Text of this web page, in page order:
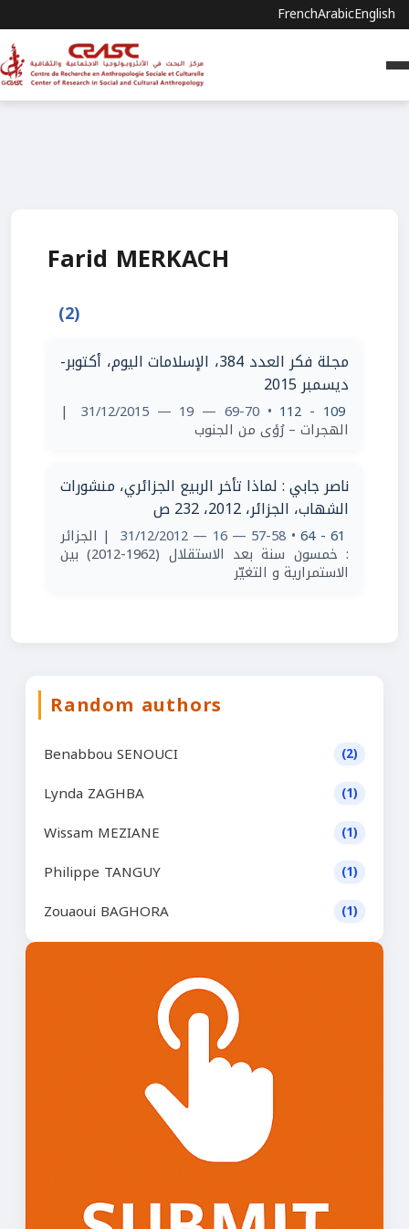
FrenchArabicEnglish
Farid MERKACH
(2)
مجلة فكر العدد 384، الإسلامات اليوم، أكتوبر-
ديسمبر 2015
109 - 112
• 69-70 — 19 — 31/12/2015
|
الهجرات – رُؤى من الجنوب
ناصر جابي : لماذا تأخر الربيع الجزائري، منشورات
الشهاب، الجزائر، 2012، 232 ص
61 - 64
• 57-58 — 16 — 31/12/2012 | الجزائر
: خمسون سنة بعد الاستقلال (1962-2012) بين
الاستمرارية و التغيّر
Random authors
Benabbou SENOUCI (2)
Lynda ZAGHBA (1)
Wissam MEZIANE (1)
Philippe TANGUY (1)
Zouaoui BAGHORA (1)